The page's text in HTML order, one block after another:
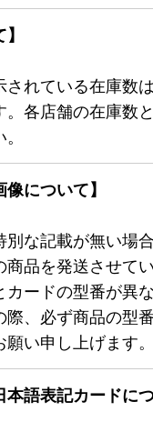
されている在庫数
。各店舗の在庫数
像について】
別な記載が無い場
商品を発送させて
カードの型番が異
際、必ず商品の型
い申し上げます。
本語表記カードにつ